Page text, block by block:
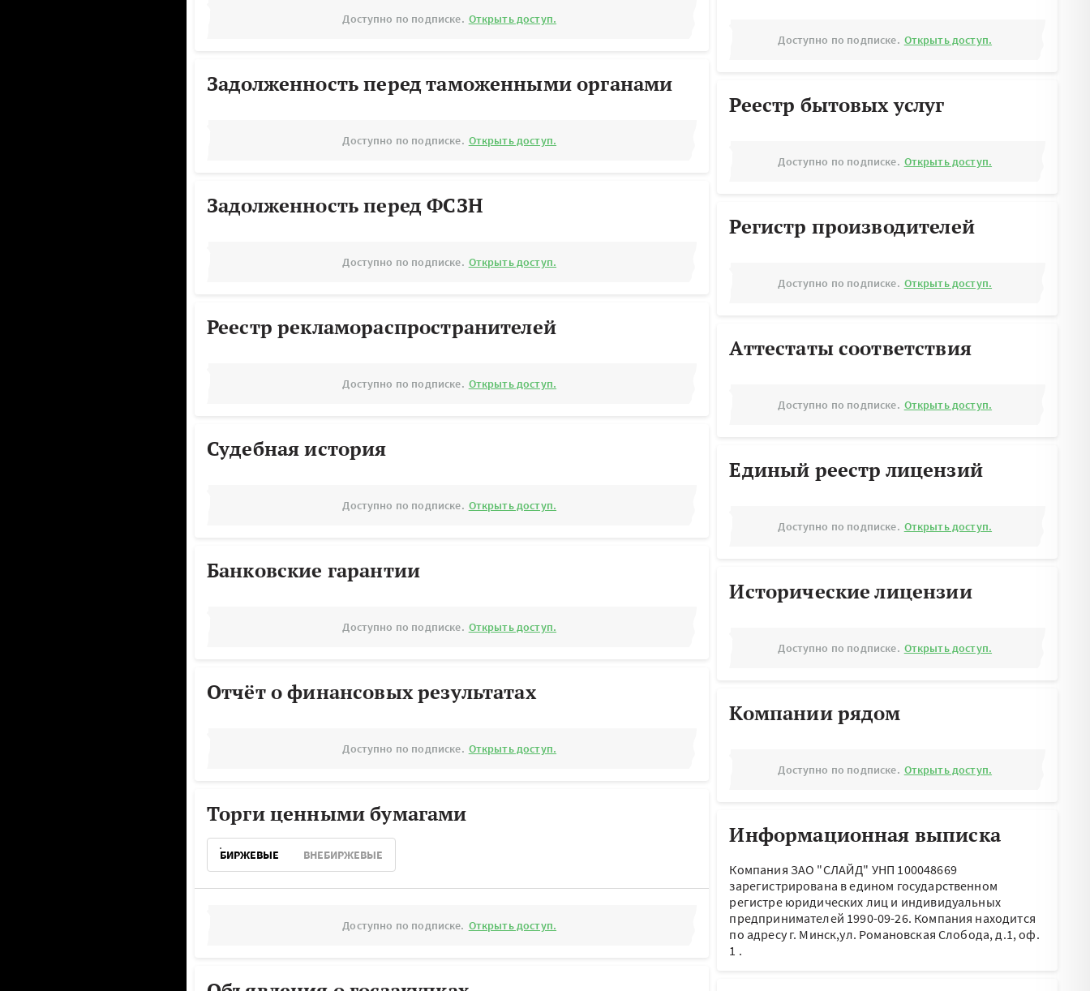
Доступно по подписке. Открыть доступ.
Задолженность перед таможенными органами
Доступно по подписке. Открыть доступ.
Задолженность перед ФСЗН
Доступно по подписке. Открыть доступ.
Реестр рекламораспространителей
Доступно по подписке. Открыть доступ.
Судебная история
Доступно по подписке. Открыть доступ.
Банковские гарантии
Доступно по подписке. Открыть доступ.
Отчёт о финансовых результатах
Доступно по подписке. Открыть доступ.
Торги ценными бумагами
БИРЖЕВЫЕ ВНЕБИРЖЕВЫЕ
Доступно по подписке. Открыть доступ.
Доступно по подписке. Открыть доступ.
Реестр бытовых услуг
Доступно по подписке. Открыть доступ.
Регистр производителей
Доступно по подписке. Открыть доступ.
Аттестаты соответствия
Доступно по подписке. Открыть доступ.
Единый реестр лицензий
Доступно по подписке. Открыть доступ.
Исторические лицензии
Доступно по подписке. Открыть доступ.
Компании рядом
Доступно по подписке. Открыть доступ.
Информационная выписка
Компания ЗАО "СЛАЙД" УНП 100048669
зарегистрирована в едином государственном
регистре юридических лиц и индивидуальных
предпринимателей 1990-09-26. Компания находится
по адресуг. Минск,ул. Романовская Слобода, д.1, оф.
1 .